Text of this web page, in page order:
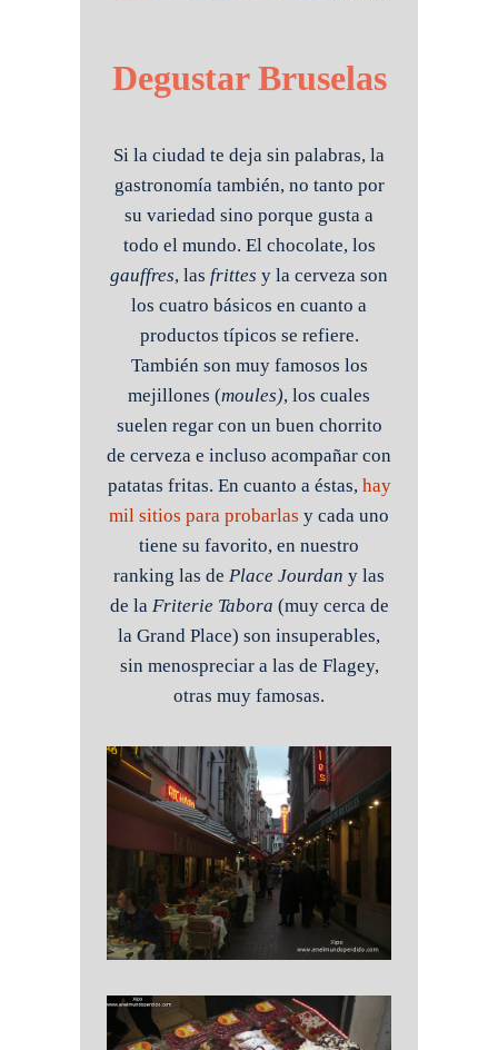
Degustar Bruselas
Si la ciudad te deja sin palabras, la
gastronomía también, no tanto por
su variedad sino porque gusta a
todo el mundo. El chocolate, los
gauffres, las frittes y la cerveza son
los cuatro básicos en cuanto a
productos típicos se refiere.
También son muy famosos los
mejillones (moules), los cuales
suelen regar con un buen chorrito
de cerveza e incluso acompañar con
patatas fritas. En cuanto a éstas, hay
mil sitios para probarlas y cada uno
tiene su favorito, en nuestro
ranking las de Place Jourdan y las
de la Friterie Tabora (muy cerca de
la Grand Place) son insuperables,
sin menospreciar a las de Flagey,
otras muy famosas.